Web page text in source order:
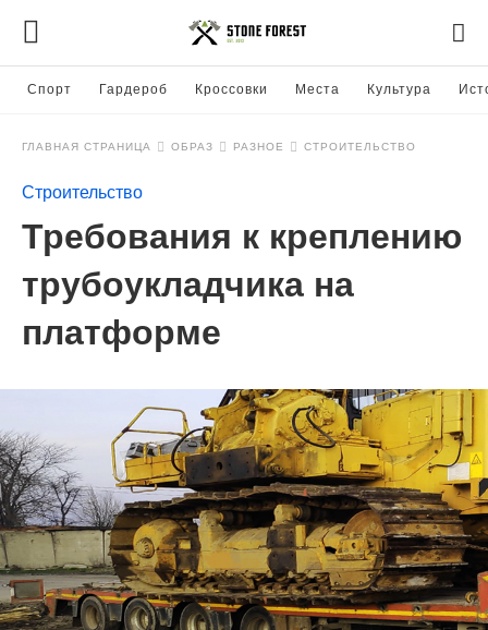
Спорт Гардероб Кроссовки Места Культура
ГЛАВНАЯ СТРАНИЦА ОБРАЗ РАЗНОЕ СТРОИТЕЛЬСТВО
Строительство
Требования к креплению
трубоукладчика на
платформе